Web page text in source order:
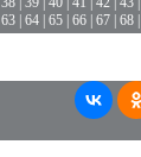
63| 64| 65| 66| 67| 68